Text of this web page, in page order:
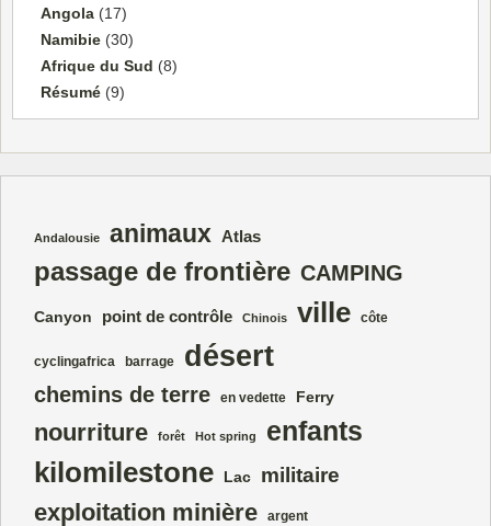
Angola (17)
Namibie (30)
Afrique du Sud (8)
Résumé (9)
Andalousie animaux Atlas
passage de frontière CAMPING
Canyon point de contrôle Chinois ville côte
cyclingafrica barrage désert
chemins de terre en vedette Ferry
nourriture forêt Hot spring enfants
kilomilestone Lac militaire
exploitation minière argent